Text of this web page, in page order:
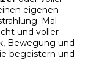
eigenen
Mal
und voller
Bewegung und
begeistern und